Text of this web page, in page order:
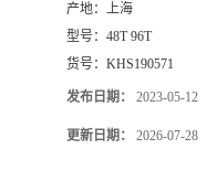
产地： 上海
型号： 48T 96T
货号： KHS190571
发布日期： 2023-05-12
更新日期： 2026-07-28